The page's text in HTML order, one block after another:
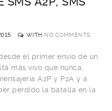
WITH NO COMMENTS
el primer envío de un
más vivo que nunca,
A2P y P2A y a
perdido la batalla en la